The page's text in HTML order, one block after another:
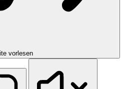
vorlesen